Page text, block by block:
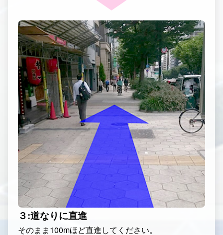
３:道なりに直進
そのまま100mほど直進してください。